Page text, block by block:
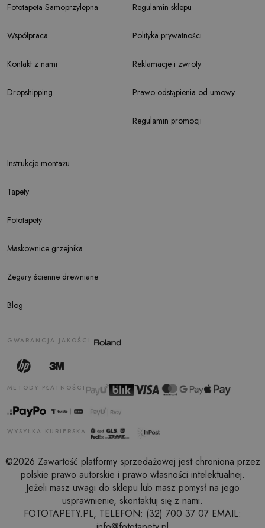
Fototapeta Samoprzylepna
Współpraca
Kontakt z nami
Dropshipping
Instrukcje montażu
Tapety
Fototapety
Maskownice grzejnika
Zegary ścienne drewniane
Blog
Regulamin sklepu
Polityka prywatności
Reklamacje i zwroty
Prawo odstąpienia od umowy
Regulamin promocji
GWARANCJA JAKOŚCI
WYSYŁKA KURIERSKA
METODY PŁATNOŚCI
©2026 Zawartość platformy sprzedażowej jest chroniona przez
polskie prawo autorskie i prawo własności intelektualnej.
Jeżeli masz uwagi do sklepu lub masz pomysł na jego
usprawnienie, skontaktuj się z nami.
FOTOTAPETY.PL, TELEFON: (32) 700 37 07 EMAIL: